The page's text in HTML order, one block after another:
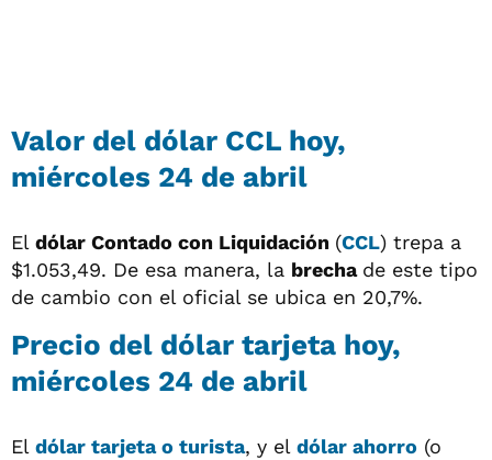
Valor del dólar CCL hoy,
miércoles 24 de abril
El dólar Contado con Liquidación (CCL) trepa a
$1.053,49. De esa manera, la brecha de este tipo
de cambio con el oficial se ubica en 20,7%.
Precio del dólar tarjeta hoy,
miércoles 24 de abril
El dólar tarjeta o turista, y el dólar ahorro (o